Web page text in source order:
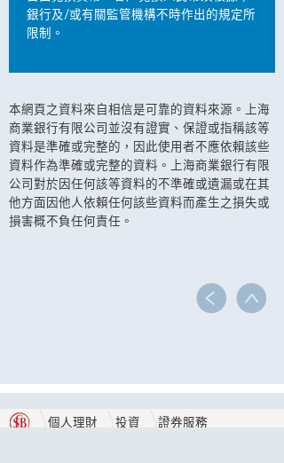
銀行及/或有關監管機構不時作出的規定所
限制。
本網頁之資料來自相信是可靠的資料來源。上海
商業銀行有限公司並沒有證實、保證或指稱該等
資料是準確或完整的，因此使用者不應依賴該些
資料作為準確或完整的資料。上海商業銀行有限
公司對於因任何該等資料的不準確或遺漏或在其
他方面因他人依賴任何該些資料而產生之損失或
損害概不負任何責任。
個人理財 投資 證券服務